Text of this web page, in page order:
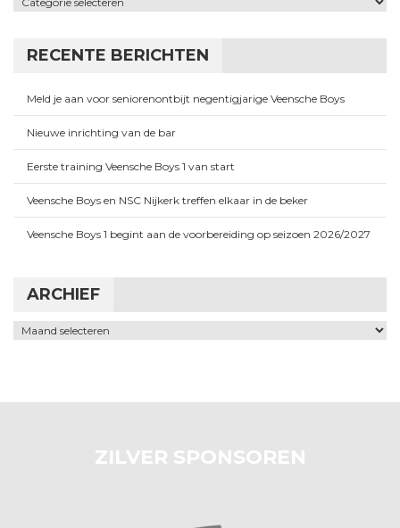
RECENTE BERICHTEN
Meld je aan voor seniorenontbijt negentigjarige Veensche Boys
Nieuwe inrichting van de bar
Eerste training Veensche Boys 1 van start
Veensche Boys en NSC Nijkerk treffen elkaar in de beker
Veensche Boys 1 begint aan de voorbereiding op seizoen 2026/2027
ARCHIEF
Archief
ZILVER SPONSOREN